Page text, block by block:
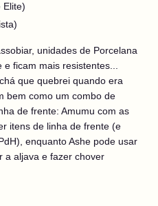
Elite)
unidades de Porcelana
ficam mais resistentes...
que quebrei quando era
bem como um combo de
de frente: Amumu com as
itens de linha de frente (e
enquanto Ashe pode usar
a aljava e fazer chover